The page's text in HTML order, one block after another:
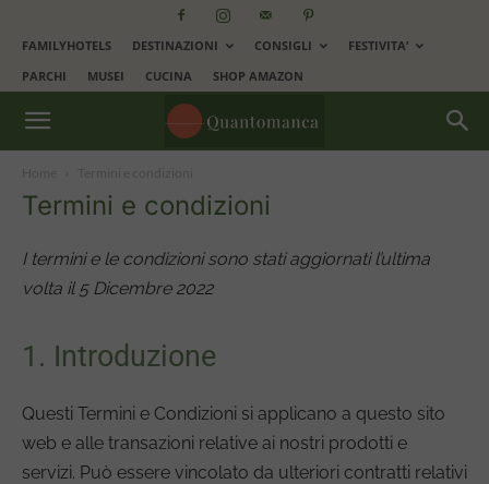
FAMILYHOTELS DESTINAZIONI CONSIGLI
FESTIVITA’
PARCHI
MUSEI CUCINA SHOP AMAZON
Termini e condizioni
I termini e le condizioni sono stati aggiornati l’ultima
volta il 5 Dicembre 2022
1. Introduzione
Questi Termini e Condizioni si applicano a questo sito
web e alle transazioni relative ai nostri prodotti e
servizi. Può essere vincolato da ulteriori contratti relativi